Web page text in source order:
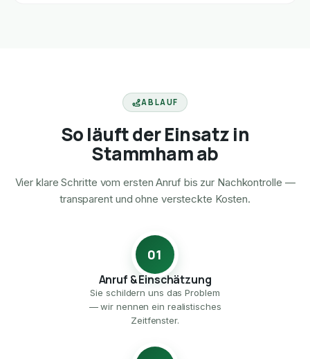
ABLAUF
So läuft der Einsatz in
Stammham ab
Vier klare Schritte vom ersten Anruf bis zur Nachkontrolle —
transparent und ohne versteckte Kosten.
01
Anruf & Einschätzung
Sie schildern uns das Problem
— wir nennen ein realistisches
Zeitfenster.